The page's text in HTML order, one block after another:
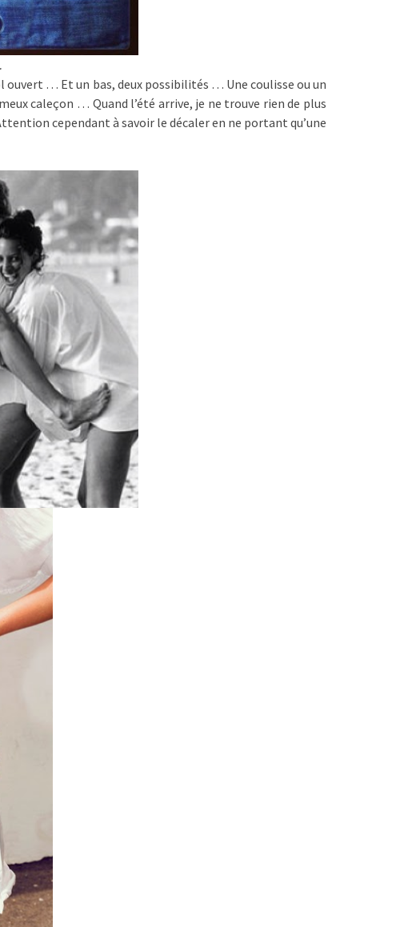
ouvert … Et un bas, deux possibilités … Une coulisse ou un
caleçon … Quand l’été arrive, je ne trouve rien de plus
cependant à savoir le décaler en ne portant qu’une